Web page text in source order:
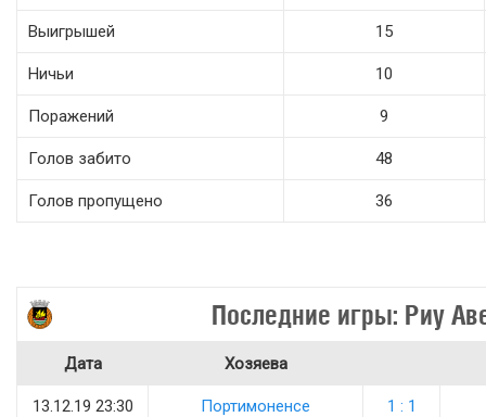
Выигрышей 15
Ничьи 10
Поражений 9
Голов забито 48
Голов пропущено 36
Последние игры: Риу
Дата Хозяева
13.12.19 23:30 Портимоненсе 1 : 1